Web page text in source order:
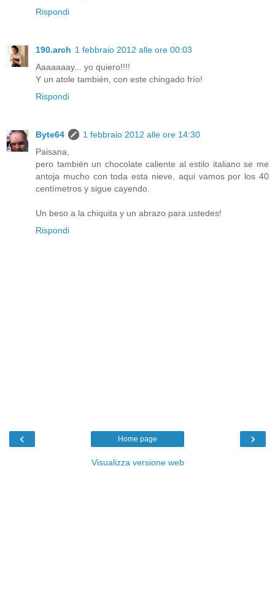
Rispondi
190.arch 1 febbraio 2012 alle ore 00:03
Aaaaaaay... yo quiero!!!!
Y un atole también, con este chingado frío!
Rispondi
Byte64
1 febbraio 2012 alle ore 14:30
Paisana,
pero también un chocolate caliente al estilo italiano se me
antoja mucho con toda esta nieve, aqui vamos por los 40
centímetros y sigue cayendo.
Un beso a la chiquita y un abrazo para ustedes!
Rispondi
‹ ›
Home page
Visualizza versione web